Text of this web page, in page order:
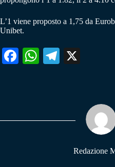
L’1 viene proposto a 1,75 da
Unibet.
Fa W
pp
Te
m
Redazione